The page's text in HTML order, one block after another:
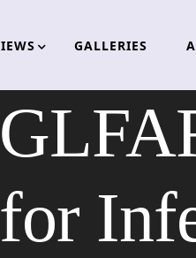
GALLERIES